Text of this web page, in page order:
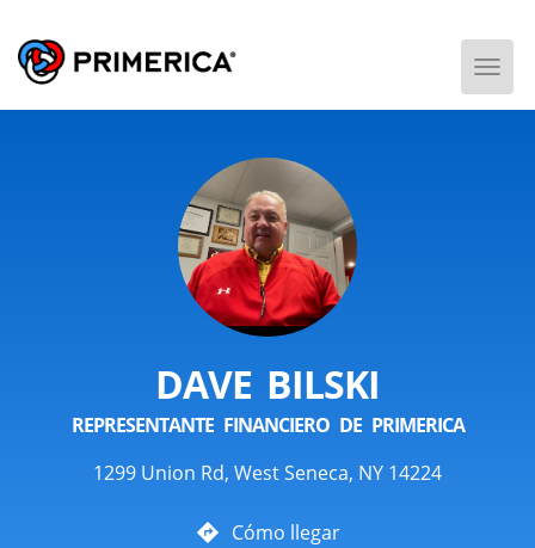
DAVE BILSKI
REPRESENTANTE FINANCIERO DE PRIMERICA
1299 Union Rd, West Seneca, NY 14224
Cómo llegar